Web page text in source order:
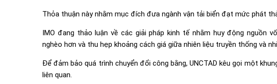
Thỏa thuận này nhằm mục đích đưa ngành vận tải biển đạt mức phát
IMO đang thảo luận về các giải pháp kinh tế nhằm huy động nguồn
nghèo hơn và thu hẹp khoảng cách giá giữa nhiên liệu truyền thống và
Để đảm bảo quá trình chuyển đổi công bằng, UNCTAD kêu gọi một
liên quan.